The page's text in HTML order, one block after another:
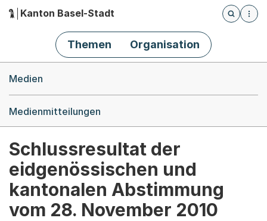
Hauptnavigation
Kanton Basel-Stadt
Öffnet
Themen Organisation
Medien
Medienmitteilungen
Schlussresultat der
eidgenössischen und
kantonalen Abstimmung
vom 28. November 2010